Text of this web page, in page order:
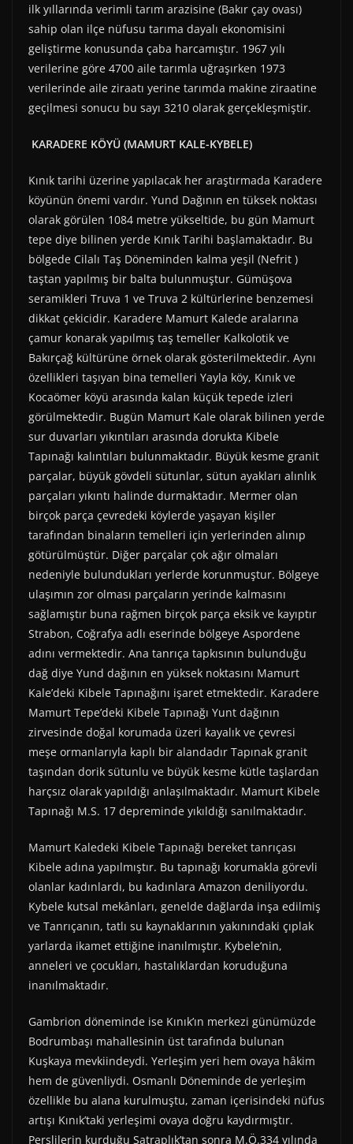
ilk yıllarında verimli tarım arazisine (Bakır çay ovası)
sahip olan ilçe nüfusu tarıma dayalı ekonomisini
geliştirme konusunda çaba harcamıştır. 1967 yılı
verilerine göre 4700 aile tarımla uğraşırken 1973
verilerinde aile ziraatı yerine tarımda makine ziraatine
geçilmesi sonucu bu sayı 3210 olarak gerçekleşmiştir.
KARADERE KÖYÜ (MAMURT KALE-KYBELE)
Kınık tarihi üzerine yapılacak her araştırmada Karadere
köyünün önemi vardır. Yund Dağının en tüksek noktası
olarak görülen 1084 metre yükseltide, bu gün Mamurt
tepe diye bilinen yerde Kınık Tarihi başlamaktadır. Bu
bölgede Cilalı Taş Döneminden kalma yeşil (Nefrit )
taştan yapılmış bir balta bulunmuştur. Gümüşova
seramikleri Truva 1 ve Truva 2 kültürlerine benzemesi
dikkat çekicidir. Karadere Mamurt Kalede aralarına
çamur konarak yapılmış taş temeller Kalkolotik ve
Bakırçağ kültürüne örnek olarak gösterilmektedir. Aynı
özellikleri taşıyan bina temelleri Yayla köy, Kınık ve
Kocaömer köyü arasında kalan küçük tepede izleri
görülmektedir. Bugün Mamurt Kale olarak bilinen yerde
sur duvarları yıkıntıları arasında dorukta Kibele
Tapınağı kalıntıları bulunmaktadır. Büyük kesme granit
parçalar, büyük gövdeli sütunlar, sütun ayakları alınlık
parçaları yıkıntı halinde durmaktadır. Mermer olan
birçok parça çevredeki köylerde yaşayan kişiler
tarafından binaların temelleri için yerlerinden alınıp
götürülmüştür. Diğer parçalar çok ağır olmaları
nedeniyle bulundukları yerlerde korunmuştur. Bölgeye
ulaşımın zor olması parçaların yerinde kalmasını
sağlamıştır buna rağmen birçok parça eksik ve kayıptır
Strabon, Coğrafya adlı eserinde bölgeye Aspordene
adını vermektedir. Ana tanrıça tapkısının bulunduğu
dağ diye Yund dağının en yüksek noktasını Mamurt
Kale’deki Kibele Tapınağını işaret etmektedir. Karadere
Mamurt Tepe’deki Kibele Tapınağı Yunt dağının
zirvesinde doğal korumada üzeri kayalık ve çevresi
meşe ormanlarıyla kaplı bir alandadır Tapınak granit
taşından dorik sütunlu ve büyük kesme kütle taşlardan
harçsız olarak yapıldığı anlaşılmaktadır. Mamurt Kibele
Tapınağı M.S. 17 depreminde yıkıldığı sanılmaktadır.
Mamurt Kaledeki Kibele Tapınağı bereket tanrıçası
Kibele adına yapılmıştır. Bu tapınağı korumakla görevli
olanlar kadınlardı, bu kadınlara Amazon deniliyordu.
Kybele kutsal mekânları, genelde dağlarda inşa edilmiş
ve Tanrıçanın, tatlı su kaynaklarının yakınındaki çıplak
yarlarda ikamet ettiğine inanılmıştır. Kybele’nin,
anneleri ve çocukları, hastalıklardan koruduğuna
inanılmaktadır.
Gambrion döneminde ise Kınık’ın merkezi günümüzde
Bodrumbaşı mahallesinin üst tarafında bulunan
Kuşkaya mevkiindeydi. Yerleşim yeri hem ovaya hâkim
hem de güvenliydi. Osmanlı Döneminde de yerleşim
özellikle bu alana kurulmuştu, zaman içerisindeki nüfus
artışı Kınık’taki yerleşimi ovaya doğru kaydırmıştır.
Perslilerin kurduğu Satraplık’tan sonra M.Ö.334 yılında